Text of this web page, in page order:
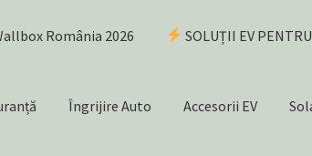
România 2026 SOLUȚII EV
Îngrijire Auto Accesorii EV